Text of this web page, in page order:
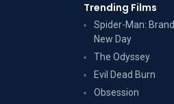
Trending Films
Spider-Man: Brand
New Day
The Odyssey
Evil Dead Burn
Obsession